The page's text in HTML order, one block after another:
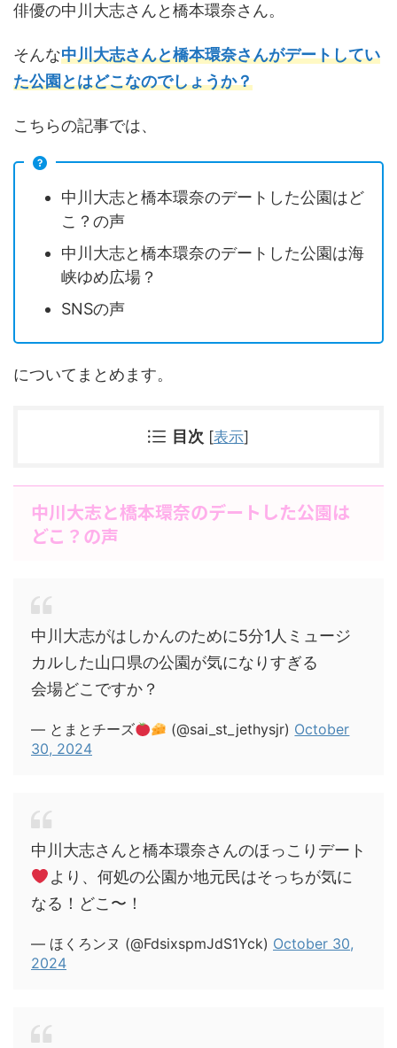
俳優の中川大志さんと橋本環奈さん。
そんな中川大志さんと橋本環奈さんがデートしてい
た公園とはどこなのでしょうか？
こちらの記事では、
中川大志と橋本環奈のデートした公園はど
こ？の声
中川大志と橋本環奈のデートした公園は海
峡ゆめ広場？
SNSの声
についてまとめます。
目次 [表示]
中川大志と橋本環奈のデートした公園は
どこ？の声
中川大志がはしかんのために5分1人ミュージ
カルした山口県の公園が気になりすぎる
会場どこですか？
— とまとチーズ (@sai_st_jethysjr) October
30, 2024
中川大志さんと橋本環奈さんのほっこりデート
より、何処の公園か地元民はそっちが気に
なる！どこ〜！
— ほくろンヌ (@FdsixspmJdS1Yck) October 30,
2024